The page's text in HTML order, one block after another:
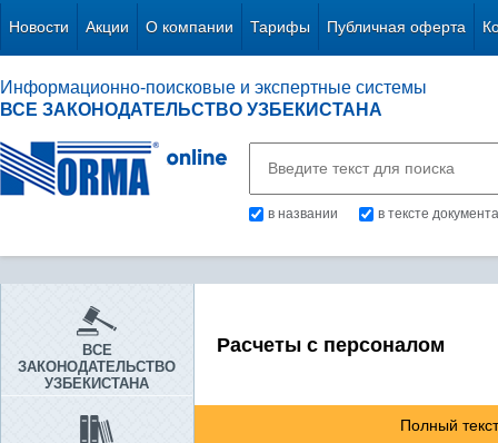
Новости Акции О компании Тарифы Публичная оферта
Информационно-поисковые и экспертные системы
ВСЕ ЗАКОНОДАТЕЛЬСТВО УЗБЕКИСТАНА
в названии в тексте документа
ВСЕ
ЗАКОНОДАТЕЛЬСТВО
УЗБЕКИСТАНА
Расчеты с персоналом
Полный